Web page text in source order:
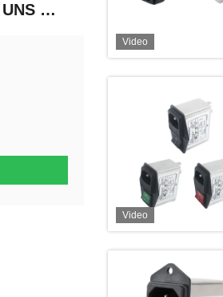
TRETEN SIE MIT UNS IN VERBINDUNG
Video
Video